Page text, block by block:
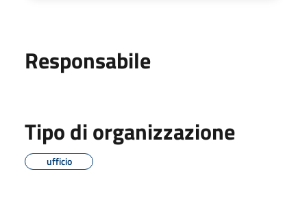
Responsabile
Tipo di organizzazione
ufficio